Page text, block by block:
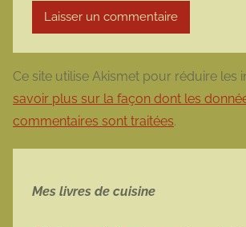
Ce site utilise Akismet pour réduire les
savoir plus sur la façon dont les
commentaires sont traitées.
Mes livres de cuisine